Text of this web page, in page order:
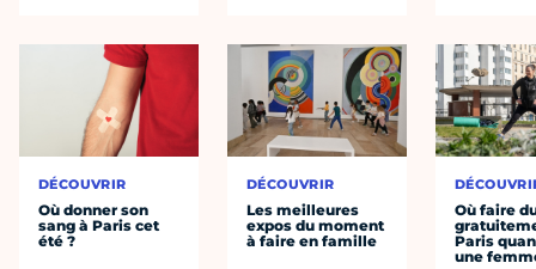
DÉCOUVRIR
Où donner son
sang à Paris cet
été ?
DÉCOUVRIR
Les meilleures
expos du moment
à faire en famille
Où faire
Paris
une